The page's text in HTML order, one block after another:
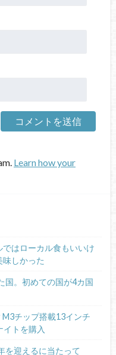
Learn how your
ではローカル食もいいけ
味しかった
国。初めての国が4カ国
M3チップ搭載13インチ
トを購入
を迎えるに当たって